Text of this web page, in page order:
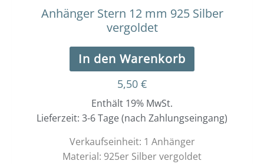
Anhänger Stern 12 mm 925 Silber
vergoldet
In den Warenkorb
5,50 €
Enthält 19% MwSt.
Lieferzeit: 3-6 Tage (nach Zahlungseingang)
Verkaufseinheit: 1 Anhänger
Material: 925er Silber vergoldet